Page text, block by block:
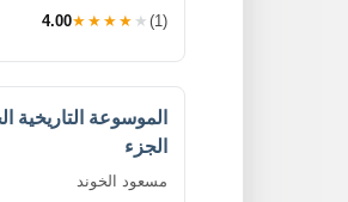
4.00★★★★★ (1)
الموسوعة التاريخية
الجزء
مسعود الخوند